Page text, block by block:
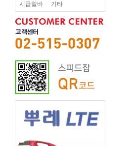
시급알바 기타